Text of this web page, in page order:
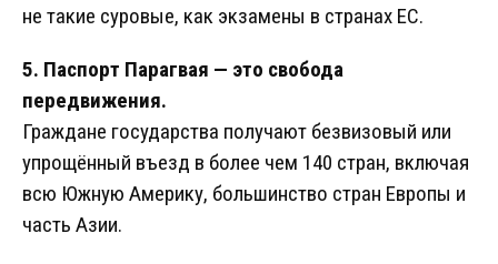
не такие суровые, как экзамены в странах ЕС.
5. Паспорт Парагвая — это свобода
передвижения.
Граждане государства получают безвизовый или
упрощённый въезд в более чем 140 стран, включая
всю Южную Америку, большинство стран Европы и
часть Азии.